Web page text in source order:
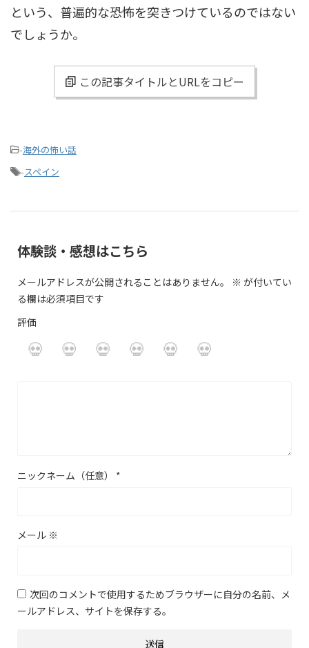
という、普遍的な恐怖を突きつけているのではない
でしょうか。
この記事タイトルとURLをコピー
-海外の怖い話
-スペイン
体験談・感想はこちら
メールアドレスが公開されることはありません。 ※ が付いてい
る欄は必須項目です
評価
ニックネーム（任意） *
メール ※
次回のコメントで使用するためブラウザーに自分の名前、メ
ールアドレス、サイトを保存する。